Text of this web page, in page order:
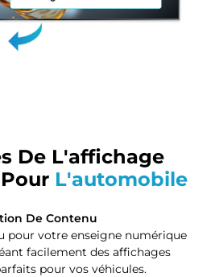
De L'affichage
L'automobile
De Contenu
pour votre enseigne numérique
facilement des affichages
pour vos véhicules.